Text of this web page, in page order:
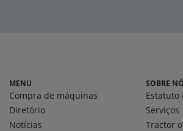
MENU
Compra de máquinas
Diretório
Notícias
SOBRE
Estatuto
Serviços
Tractor